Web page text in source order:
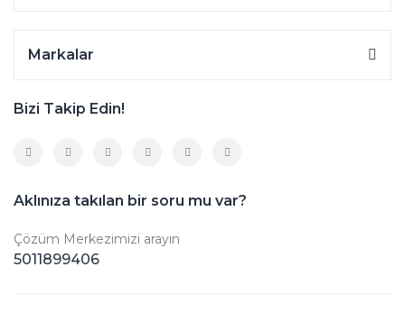
Markalar
Bizi Takip Edin!
Aklınıza takılan bir soru mu var?
Çözüm Merkezimizi arayın
5011899406